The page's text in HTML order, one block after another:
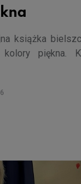
książka
piękna.